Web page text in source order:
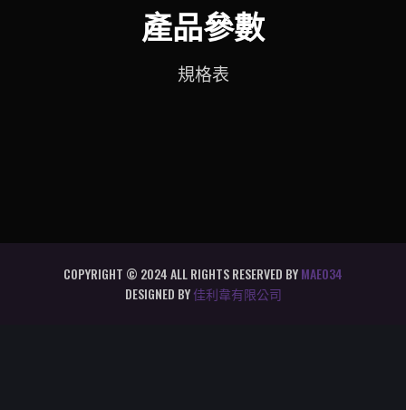
產品參數
規格表
COPYRIGHT © 2024 ALL RIGHTS RESERVED BYMAE034
DESIGNED BY佳利韋有限公司